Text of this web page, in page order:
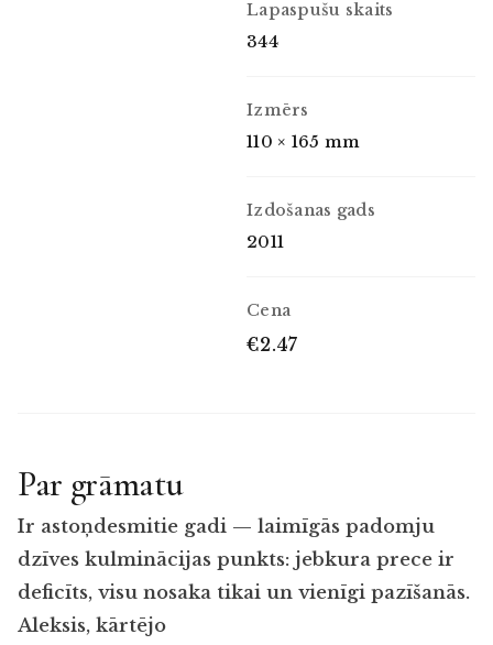
Lapaspušu skaits
344
Izmērs
110 × 165 mm
Izdošanas gads
2011
Cena
€2.47
Par grāmatu
Ir astoņdesmitie gadi — laimīgās padomju
dzīves kulminācijas punkts: jebkura prece ir
deficīts, visu nosaka tikai un vienīgi pazīšanās.
Aleksis, kārtējo